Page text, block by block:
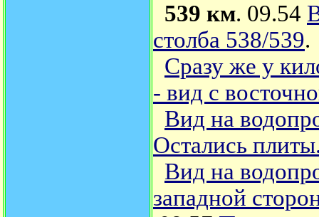
539 км. 09.54
столба 538/539.
Сразу же у
- вид с
Вид на
Остались
Вид на
западной